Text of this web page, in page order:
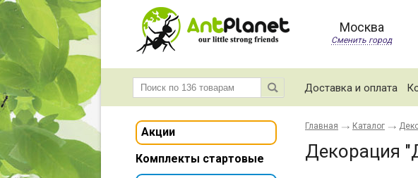
Москва
Сменить город
Доставка и оплата
Акции
Комплекты стартовые
Главная Каталог
Декорация